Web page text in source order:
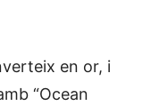
en or, i
“Ocean